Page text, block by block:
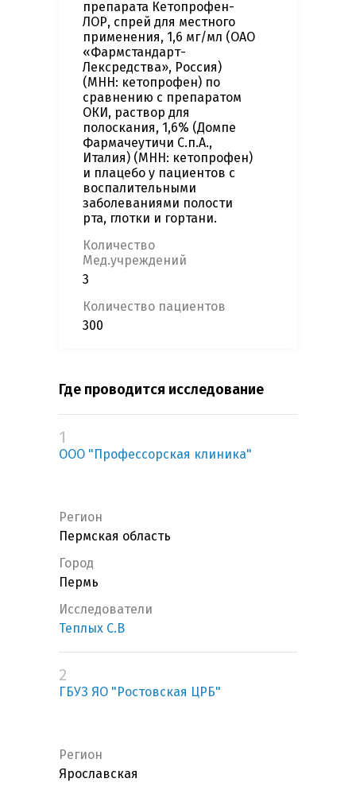
препарата Кетопрофен-
ЛОР, спрей для местного
применения, 1,6 мг/мл (ОАО
«Фармстандарт-
Лексредства», Россия)
(МНН: кетопрофен) по
сравнению с препаратом
ОКИ, раствор для
полоскания, 1,6% (Домпе
Фармачеутичи С.п.А.,
Италия) (МНН: кетопрофен)
и плацебо у пациентов с
воспалительными
заболеваниями полости
рта, глотки и гортани.
Количество
Мед.учреждений
3
Количество пациентов
300
Где проводится исследование
1
ООО "Профессорская клиника"
Регион
Пермская область
Город
Пермь
Исследователи
Теплых С.В
2
ГБУЗ ЯО "Ростовская ЦРБ"
Регион
Ярославская